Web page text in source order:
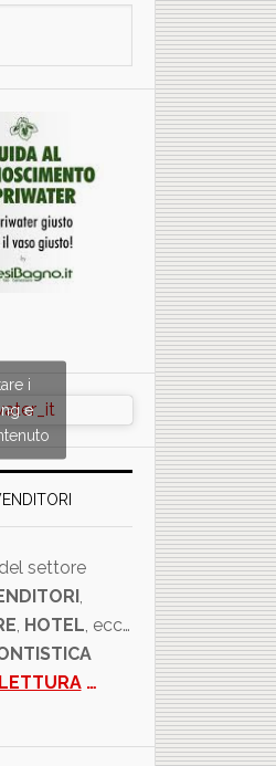
i
e
settore
,
, HOTEL, ecc…
…